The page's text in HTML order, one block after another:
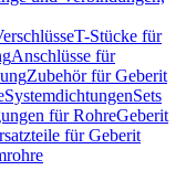
T-Stücke für
Anschlüsse für
Zubehör für Geberit
SystemdichtungenSets
für RohreGeberit
für Geberit